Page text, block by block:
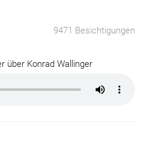
9471 Besichtigungen
über Konrad Wallinger